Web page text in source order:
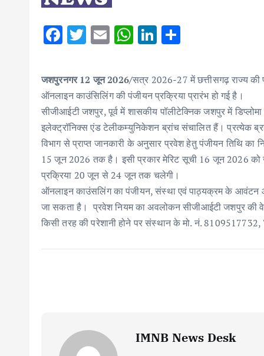
F
e
b
o
o
k
T
it
te
r
E
ai
l
W
at
s
A
p
p
Li
k
e
dI
n
ar
e
जशपुरनगर 12 जून 2026/सत्र 2026-27 में छत्तीसगढ़ राज्य की
ऑनलाइन काउंसिलिंग की पंजीयन प्रक्रिया प्रारंभ हो गई है।
सीजीआईटी जशपुर, पूर्व में शासकीय पॉलीटेक्निक जशपुर में
इलेक्ट्रॉनिक्स एंड टेलीकम्युनिकेशन ब्रांच संचालित हैं। प्रत्येक
विभाग से प्राप्त जानकारी के अनुसार प्रवेश हेतु पंजीयन तिथि
15 जून 2026 तक है। इसी प्रकार मेरिट सूची 16 जून 2026 को
प्रक्रिया 20 जून से 24 जून तक चलेगी।
ऑनलाइन काउंसलिंग का पंजीयन, संस्था एवं पाठ्यक्रम के
जा सकता है। प्रवेश नियम का अवलोकन सीजीआईटी जशपुर की
किसी तरह की परेशानी होने पर संस्थान के मो. नं.
IMNB News Desk